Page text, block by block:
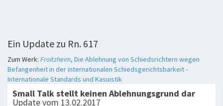
Ein Update zu Rn. 617
Zum Werk: Froitzheim, Die Ablehnung von Schiedsrichtern wegen
Befangenheit in der internationalen Schiedsgerichtsbarkeit -
Internationale Standards und Kasuistik
Small Talk stellt keinen Ablehnungsgrund dar
Update vom 13.02.2017